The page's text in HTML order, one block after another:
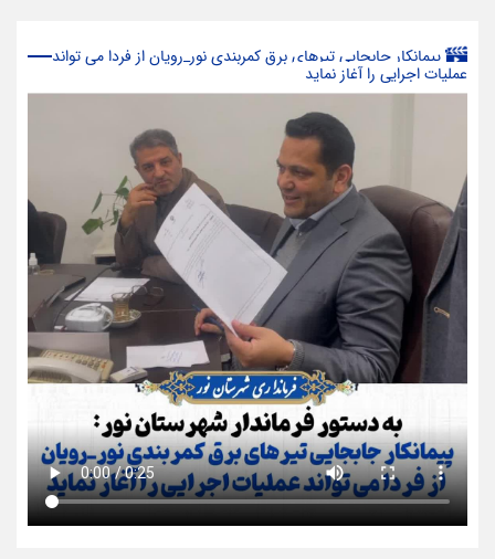
پیمانکار جابجایی تیرهای برق کمربندی نور_رویان از فردا می تواند
عملیات اجرایی را آغاز نماید